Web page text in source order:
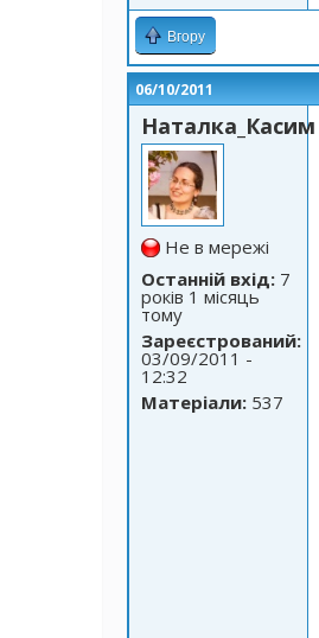
Вгору
06/10/2011
Наталка_Касим
Не в мережі
Останній вхід: 7
років 1 місяць
тому
Зареєстрований:
03/09/2011 -
12:32
Матеріали: 537